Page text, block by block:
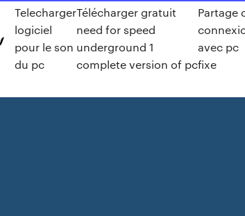
Telecharger
logiciel
pour le son
du pc
Télécharger gratuit
need for speed
underground 1
complete version of pc
Partage
avec pc
fixe